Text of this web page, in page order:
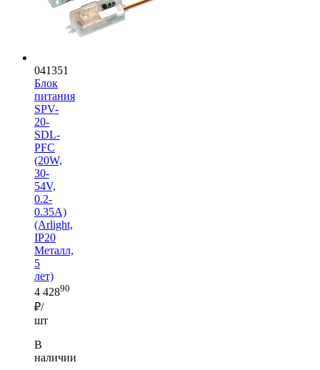
041351
Блок
питания
SPV-
20-
SDL-
PFC
(20W,
30-
54V,
0.2-
0.35A)
(Arlight,
IP20
Металл,
5
лет)
4 42890
₽/
шт
В
наличии